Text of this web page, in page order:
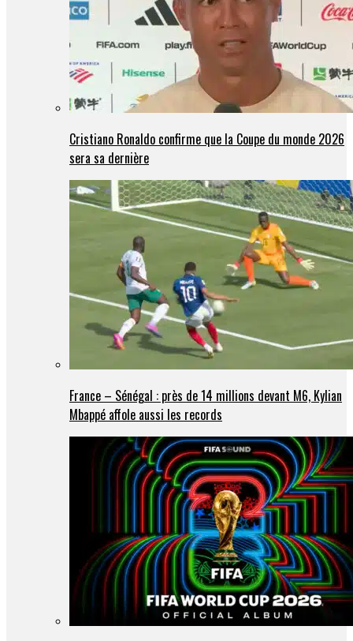
Cristiano Ronaldo confirme que la Coupe du monde 2026
sera sa dernière
France – Sénégal : près de 14 millions devant M6, Kylian
Mbappé affole aussi les records